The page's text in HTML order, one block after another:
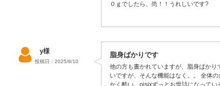
０ｇでしたら、尚！！うれしいです?
y様
投稿日：2025/8/10
脂身ばかりです
他の方も書かれていますが、脂身ばか
いですが、そんな機能はなく。。 全体
かく酷い。oisixずっとお世話になって